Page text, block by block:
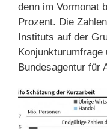
denn im Vormonat
Prozent. Die
Instituts auf der
Konjunkturumfrage
Bundesagentur für